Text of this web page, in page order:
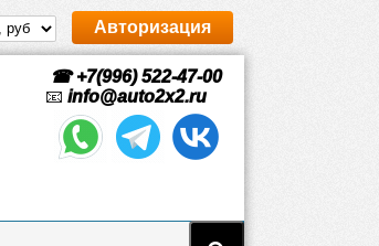
Авторизация
☎ +7(996) 522-47-00
📧 info@auto2x2.ru